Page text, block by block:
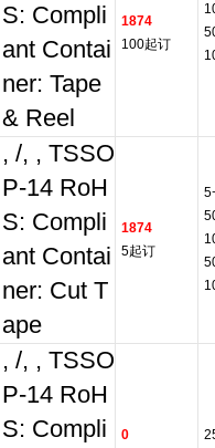
S: Compli
ant Contai
ner: Tape
& Reel
1874
100起订
, /, , TSSO
P-14 RoH
S: Compli
ant Contai
ner: Cut T
ape
1874
5起订
, /, , TSSO
P-14 RoH
S: Compli
0